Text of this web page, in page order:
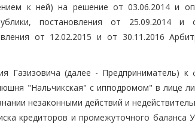
к ней) на решение от 03.06.2014 и
постановления от 25.09.2014 и
от 12.02.2015 и от 30.11.2016
Газизовича (далее - Предприниматель) к
"Нальчикская" с ипподромом" в лице
незаконными действий и
кредиторов и промежуточного баланса